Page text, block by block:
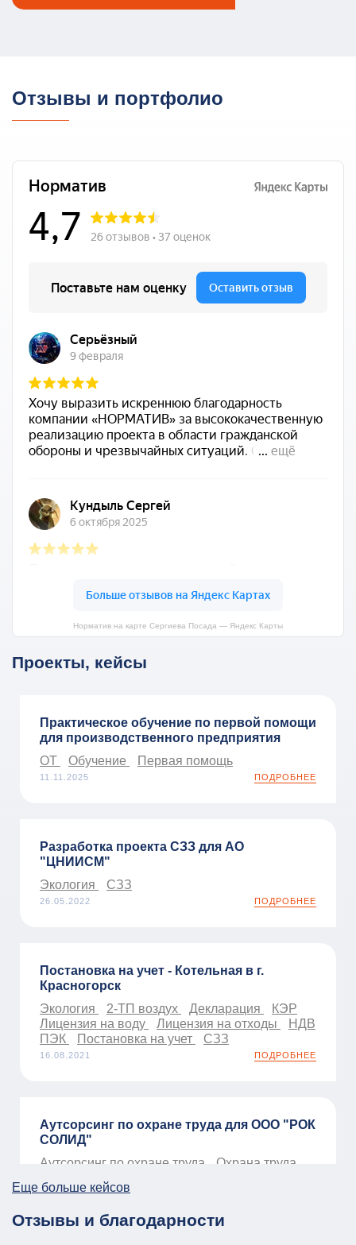
Отзывы и портфолио
Норматив на карте Сергиева Посада — Яндекс Карты
Проекты, кейсы
Практическое обучение по первой помощи
для производственного предприятия
ОТ
Обучение Первая помощь
11.11.2025 ПОДРОБНЕЕ
Разработка проекта СЗЗ для АО
"ЦНИИСМ"
Экология
СЗЗ
26.05.2022 ПОДРОБНЕЕ
Постановка на учет - Котельная в г.
Красногорск
Экология
2-ТП воздух Декларация
КЭР
Лицензия на воду
Лицензия на отходы
НДВ
ПЭК
Постановка на учет СЗЗ
16.08.2021 ПОДРОБНЕЕ
Аутсорсинг по охране труда для ООО "РОК
СОЛИД"
Аутсорсинг по охране труда
Охрана труда
Еще больше кейсов
Отзывы и благодарности